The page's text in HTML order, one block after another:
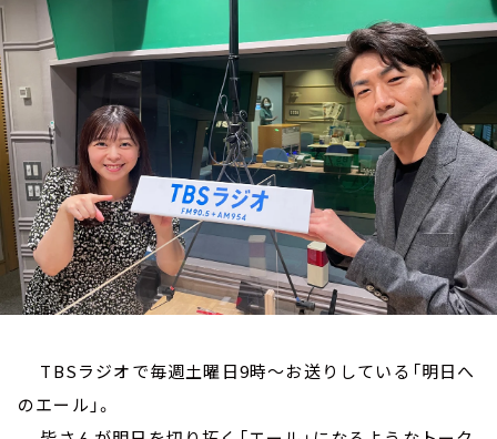
お知らせ
イベント・グッズ
YouTube
会社情報
TBSラジオで毎週土曜日9時～お送りしている「明日へ
のエール」。